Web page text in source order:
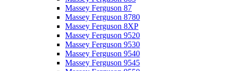
Massey Ferguson 87
Massey Ferguson 8780
Massey Ferguson 8XP
Massey Ferguson 9520
Massey Ferguson 9530
Massey Ferguson 9540
Massey Ferguson 9545